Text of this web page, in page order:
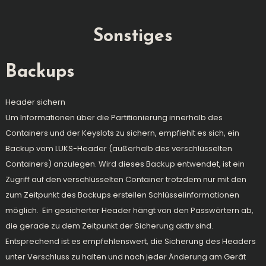
Sonstiges
Backups
Header sichern
Um Informationen über die Partitionierung innerhalb des
Containers und der Keyslots zu sichern, empfiehlt es sich, ein
Backup vom LUKS-Header (außerhalb des verschlüsselten
Containers) anzulegen. Wird dieses Backup entwendet, ist ein
Zugriff auf den verschlüsselten Container trotzdem nur mit den
zum Zeitpunkt des Backups erstellen Schlüsselinformationen
möglich. Ein gesicherter Header hängt von den Passwörtern ab,
die gerade zu dem Zeitpunkt der Sicherung aktiv sind.
Entsprechend ist es empfehlenswert, die Sicherung des Headers
unter Verschluss zu halten und nach jeder Änderung am Gerät